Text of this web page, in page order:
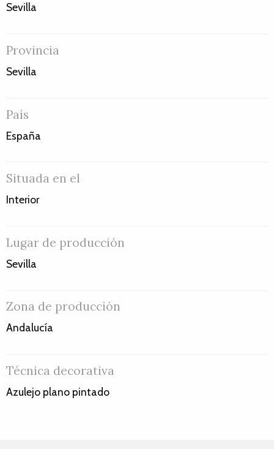
Sevilla
Provincia
Sevilla
País
España
Situada en el
Interior
Lugar de producción
Sevilla
Zona de producción
Andalucía
Técnica decorativa
Azulejo plano pintado